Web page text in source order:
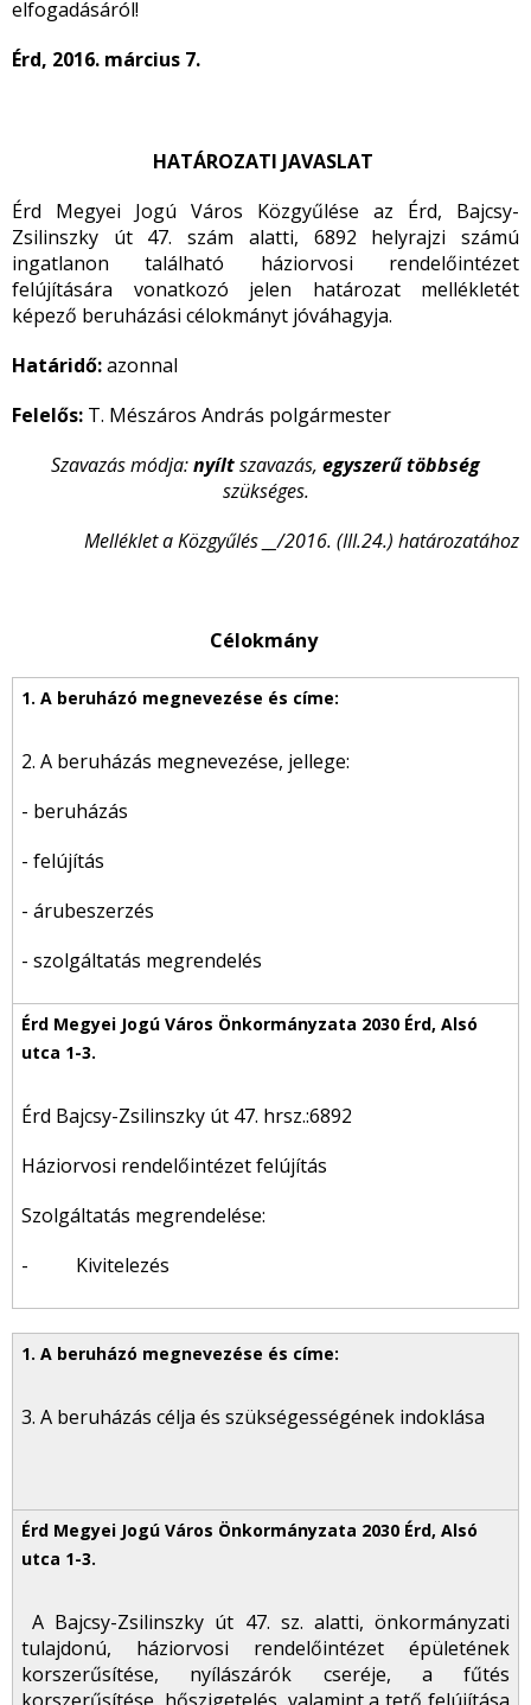
elfogadásáról!
Érd, 2016. március 7.
HATÁROZATI JAVASLAT
Érd Megyei Jogú Város Közgyűlése az Érd, Bajcsy-
Zsilinszky út 47. szám alatti, 6892 helyrajzi számú
ingatlanon található háziorvosi rendelőintézet
felújítására vonatkozó jelen határozat mellékletét
képező beruházási célokmányt jóváhagyja.
Határidő:azonnal
Felelős: T. Mészáros András polgármester
Szavazás módja:nyíltszavazás, egyszerű többség
szükséges.
Melléklet a Közgyűlés __/2016. (III.24.) határozatához
Célokmány
2. A beruházás megnevezése, jellege:
- beruházás
- felújítás
- árubeszerzés
- szolgáltatás megrendelés
Érd Bajcsy-Zsilinszky út 47. hrsz.:6892
Háziorvosi rendelőintézet felújítás
Szolgáltatás megrendelése:
- Kivitelezés
3. A beruházás célja és szükségességének indoklása
A Bajcsy-Zsilinszky út 47. sz. alatti, önkormányzati
tulajdonú, háziorvosi rendelőintézet épületének
korszerűsítése, nyílászárók cseréje, a fűtés